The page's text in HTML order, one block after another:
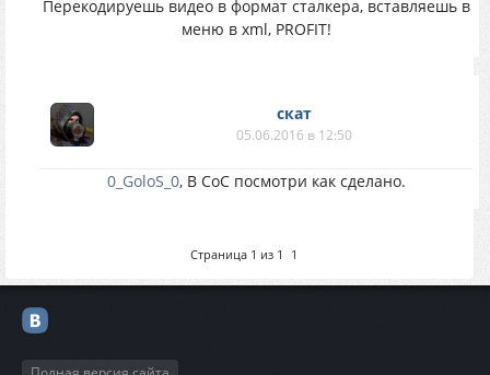
Перекодируешь видео в формат сталкера, вставляешь в
меню в xml, PROFIT!
скат
05.06.2016 в 12:50
0_GoloS_0, В CoC посмотри как сделано.
Страница 1 из 1 1